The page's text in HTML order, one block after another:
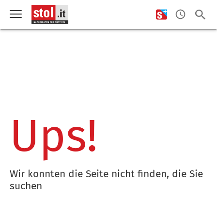
Ups!
Wir konnten die Seite nicht finden, die Sie
suchen